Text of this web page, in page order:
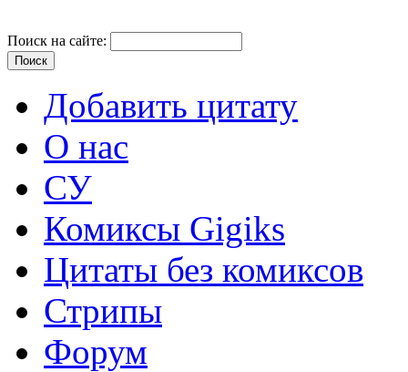
Поиск на сайте:
Добавить цитату
О нас
СУ
Комиксы Gigiks
Цитаты без комиксов
Стрипы
Форум